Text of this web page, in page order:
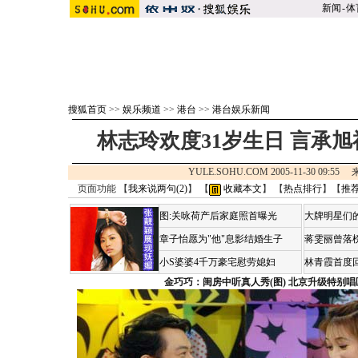
新闻-体
搜狐首页 >> 娱乐频道 >> 港台 >> 港台娱乐新闻
林志玲欢度31岁生日 言承
YULE.SOHU.COM 2005-11-30 09:55
页面功能 【我来说两句(2)】 【 收藏本文 】 【热点排行】【推
图:关咏荷产后家庭照首曝光
章子怡愿为"他"息影结婚生子
小S婆婆4千万豪宅慰劳媳妇
大牌明星们
蒋雯丽曾落
林青霞首度
金巧巧：闺房中听真人秀(图) 北京升级特别